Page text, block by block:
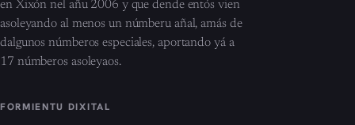
en Xixón nel añu 2006 y que dende entós vien
asoleyando al menos un númberu añal, amás de
dalgunos númberos especiales, aportando yá a
17 númberos asoleyaos.
FORMIENTU DIXITAL